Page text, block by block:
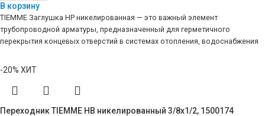
В корзину
TIEMME Заглушка НР никелированная — это важный элемент
трубопроводной арматуры, предназначенный для герметичного
перекрытия концевых отверстий в системах отопления, водоснабжения
-20% ХИТ
Переходник TIEMME HB никелированный 3/8х1/2, 1500174